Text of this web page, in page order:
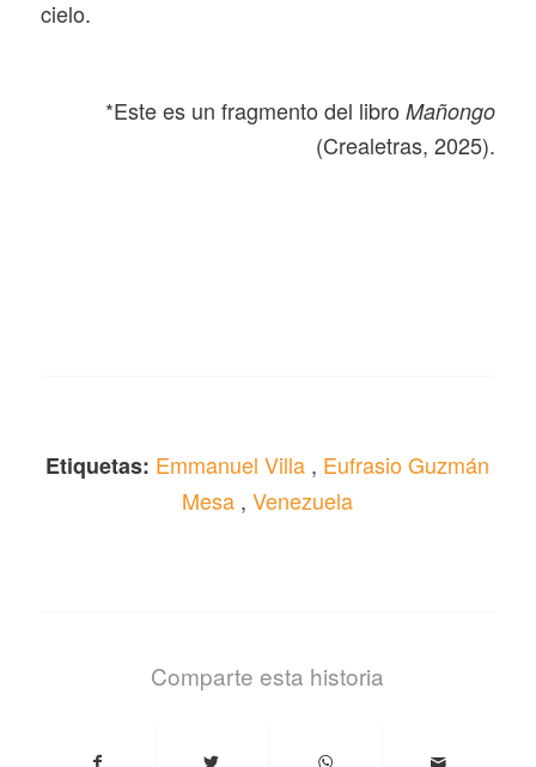
cielo.
*Este es un fragmento del libroMañongo
(Crealetras, 2025).
Etiquetas: Emmanuel Villa , Eufrasio Guzmán
Mesa ,Venezuela
Comparte esta historia